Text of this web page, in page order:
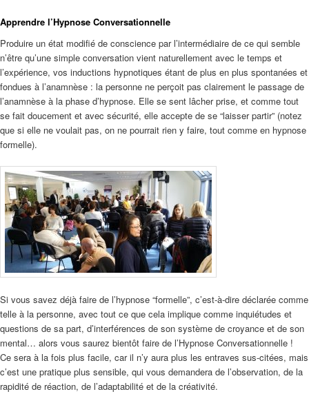
Apprendre l’Hypnose Conversationnelle
Produire un état modifié de conscience par l’intermédiaire de ce qui semble
n’être qu’une simple conversation vient naturellement avec le temps et
l’expérience, vos inductions hypnotiques étant de plus en plus spontanées et
fondues à l’anamnèse : la personne ne perçoit pas clairement le passage de
l’anamnèse à la phase d’hypnose. Elle se sent lâcher prise, et comme tout
se fait doucement et avec sécurité, elle accepte de se “laisser partir” (notez
que si elle ne voulait pas, on ne pourrait rien y faire, tout comme en hypnose
formelle).
Si vous savez déjà faire de l’hypnose “formelle”, c’est-à-dire déclarée comme
telle à la personne, avec tout ce que cela implique comme inquiétudes et
questions de sa part, d’interférences de son système de croyance et de son
mental… alors vous saurez bientôt faire de l’Hypnose Conversationnelle !
Ce sera à la fois plus facile, car il n’y aura plus les entraves sus-citées, mais
c’est une pratique plus sensible, qui vous demandera de l’observation, de la
rapidité de réaction, de l’adaptabilité et de la créativité.